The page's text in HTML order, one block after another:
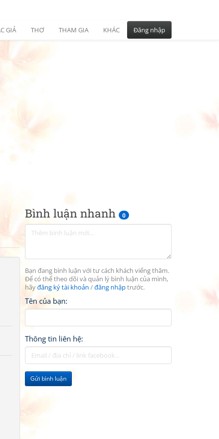
GIẢ THƠ THAM GIA KHÁC Đăng nhập
Bình luận nhanh 0
Bạn đang bình luận với tư cách khách viếng thăm.
Để có thể theo dõi và quản lý bình luận của mình,
hãyđăng ký tài khoản /đăng nhậptrước.
Tên của bạn:
Thông tin liên hệ:
Gửi bình luận